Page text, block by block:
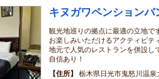
キヌガワペンションバ
観光地巡りの拠点に最適の立地で
お楽しみいただけるアクティビテ
地元で人気のレストランを併設し
自信あり！
住所
栃木県日光市鬼怒川温泉